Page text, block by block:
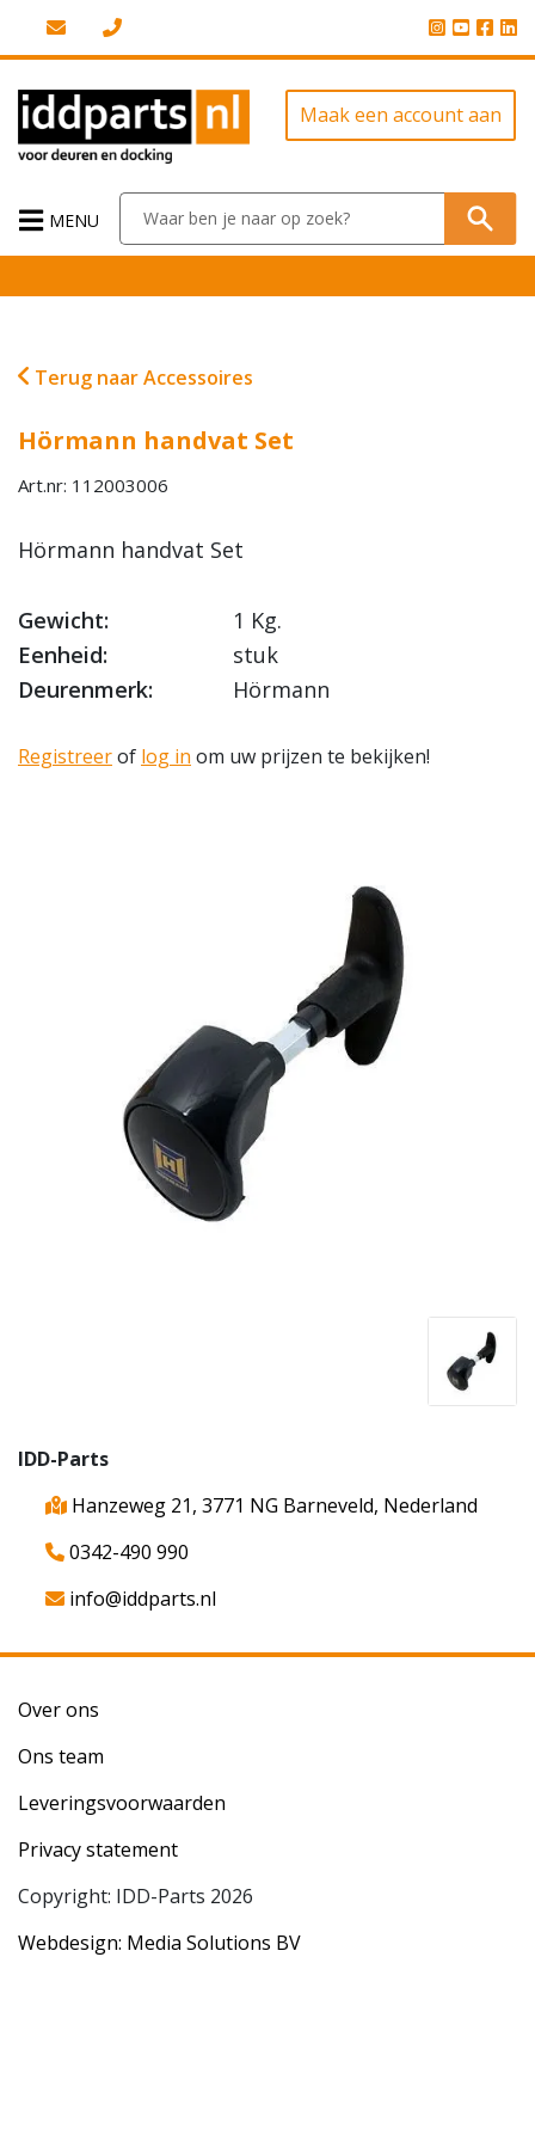
Maak een account aan
MENU
Terug naar Accessoires
Hörmann handvat Set
Art.nr: 112003006
Hörmann handvat Set
Gewicht:
1 Kg.
Eenheid:
stuk
Deurenmerk:
Hörmann
Registreerof log in om uw prijzen te bekijken!
IDD-Parts
Hanzeweg 21, 3771 NG Barneveld, Nederland
0342-490 990
info@iddparts.nl
Over ons
Ons team
Leveringsvoorwaarden
Privacy statement
Copyright: IDD-Parts 2026
Webdesign: Media Solutions BV